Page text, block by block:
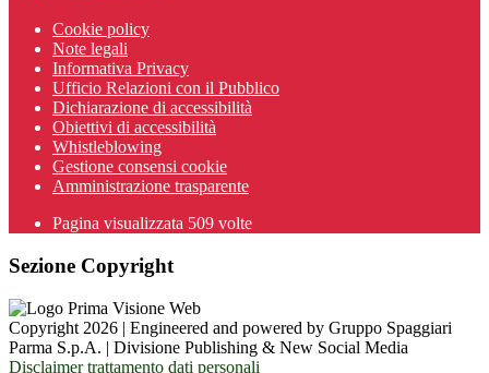
Cookie policy
Note legali
Informativa Privacy
Ufficio Relazioni con il Pubblico
Dichiarazione di accessibilità
Obiettivi di accessibilità
Whistleblowing
Gestione consensi cookie
Amministrazione trasparente
Pagina visualizzata 509 volte
Sezione Copyright
Copyright 2026 | Engineered and powered by Gruppo Spaggiari
Parma S.p.A. | Divisione Publishing & New Social Media
Disclaimer trattamento dati personali